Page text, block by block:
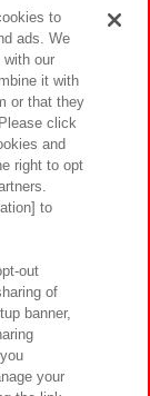
ポリシー
針と検証結果
お問い合わせ
to
ads. We
with our
it with
or that they
click
and
right to opt
to
out
of
banner,
your